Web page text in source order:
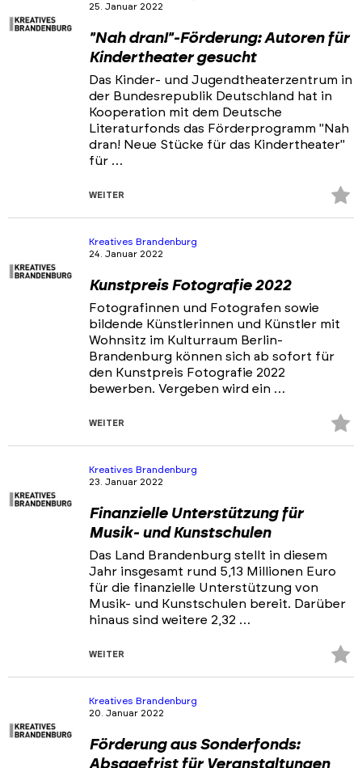
25. Januar 2022
"Nah dran!"-Förderung: Autoren für
Kindertheater gesucht
Das Kinder- und Jugendtheaterzentrum in
der Bundesrepublik Deutschland hat in
Kooperation mit dem Deutsche
Literaturfonds das Förderprogramm "Nah
dran! Neue Stücke für das Kindertheater"
für …
WEITER
Kreatives Brandenburg
24. Januar 2022
Kunstpreis Fotografie 2022
Fotografinnen und Fotografen sowie
bildende Künstlerinnen und Künstler mit
Wohnsitz im Kulturraum Berlin-
Brandenburg können sich ab sofort für
den Kunstpreis Fotografie 2022
bewerben. Vergeben wird ein …
WEITER
Kreatives Brandenburg
23. Januar 2022
Finanzielle Unterstützung für
Musik- und Kunstschulen
Das Land Brandenburg stellt in diesem
Jahr insgesamt rund 5,13 Millionen Euro
für die finanzielle Unterstützung von
Musik- und Kunstschulen bereit. Darüber
hinaus sind weitere 2,32 …
WEITER
Kreatives Brandenburg
20. Januar 2022
Förderung aus Sonderfonds:
Absagefrist für Veranstaltungen